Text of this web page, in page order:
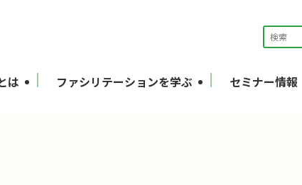
は ファシリテーションを学ぶ セミナー情報